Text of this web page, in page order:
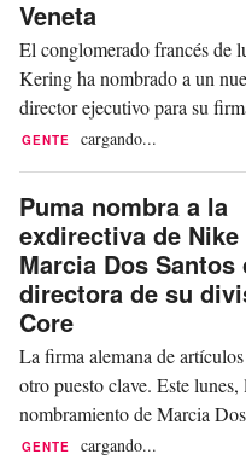
directamente al Chief
Officer (CCO), Matthias
Veneta
El conglomerado francés de
Kering ha nombrado a un
director ejecutivo para su
moda Bottega Veneta. Este
de Romain Spitzer como CEO
marca italiana, en sustitución
Bartolomeo Rongone, quien
dejado la compañía a finales
y se había incorporado a
como...
GENTE cargando...
Puma nombra a la
exdirectiva de Nike
Marcia Dos Santos
directora de su
Core
La firma alemana de
otro puesto clave. Este
nombramiento de Marcia
Core. Este nombramiento se
GENTE cargando...